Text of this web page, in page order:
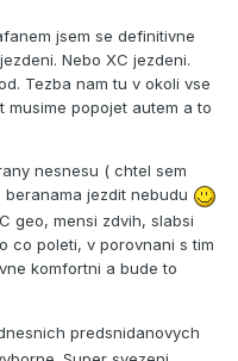
jsem se definitivne
Nebo XC jezdeni.
Tezba nam tu v okoli vse
popojet autem a to
nesnesu ( chtel sem
jezdit nebudu
geo, mensi zdvih, slabsi
co poleti, v porovnani s tim
komfortni a bude to
predsnidanovych